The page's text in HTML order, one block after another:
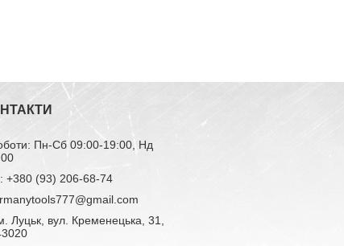
Пн-Сб 09:00-19:00, Нд
+380 (93) 206-68-74
Луцьк, вул. Кременецька, 31,